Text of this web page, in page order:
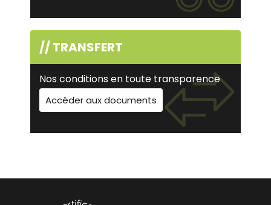
// TRANSFERT
Nos conditions en toute transparence
Accéder aux documents